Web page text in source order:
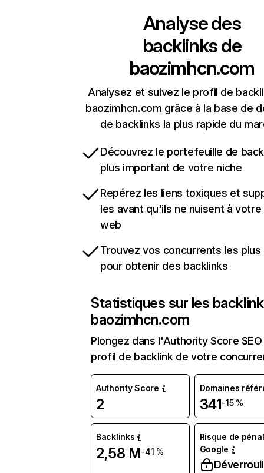
Analyse des
backlinks de
baozimhcn.com
Analysez et suivez le profil de
baozimhcn.com grâce à la base de
de backlinks la plus rapide du
Découvrez le portefeuille de
plus important de votre niche
Repérez les liens toxiques et
les avant qu'ils ne nuisent à
web
Trouvez vos concurrents les
pour obtenir des backlinks
Statistiques sur les
baozimhcn.com
Plongez dans l'Authority Score
profil de backlink de votre
Authority Score
2
Domaines
341-15 %
Backlinks
2,58 M-41 %
Risque de
Google